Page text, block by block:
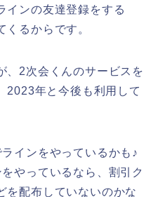
インの友達登録をする
くるからです。
、2次会くんのサービスを
2023年と今後も利用して
インをやっているかも♪
やっているなら、割引ク
を配布していないのかな